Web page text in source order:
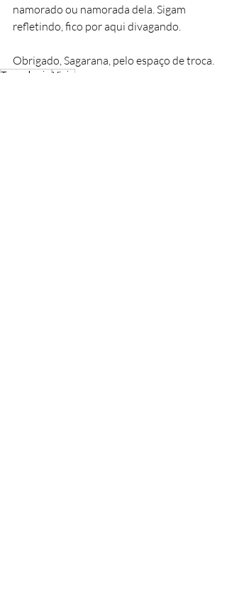
namorado ou namorada dela. Sigam
refletindo, fico por aqui divagando.
Obrigado, Sagarana, pelo espaço de troca.
Tecnologia Vício